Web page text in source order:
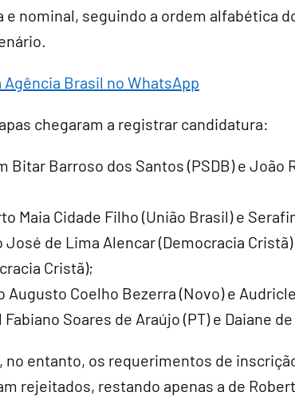
e nominal, seguindo a ordem alfabética
Agência Brasil no WhatsApp
chegaram a registrar candidatura:
Bitar Barroso dos Santos (PSDB) e João
Maia Cidade Filho (União Brasil) e
José de Lima Alencar (Democracia
Cristã);
Augusto Coelho Bezerra (Novo) e
Fabiano Soares de Araújo (PT) e Daiane
no entanto, os requerimentos de
rejeitados, restando apenas a de